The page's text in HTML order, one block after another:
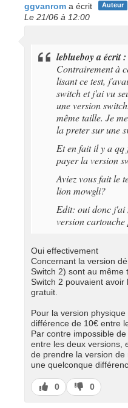
Auteur
ggvanrom a écrit
Le 21/06 à 12:00
leblueboy a écrit :
Contrairement à
lisant ce test,
switch et j'ai vu
une version
même taille. Je
la preter sur une
Et en fait il y a qq
payer la version
Aviez vous fait le
lion mowgli?
Edit: oui donc
version
Oui effectivement
Concernant la version
Switch 2) sont au même
Switch 2 pouvaient
gratuit.
Pour la version
différence de 10€ entre
Par contre impossible
entre les deux versions,
de prendre la version
une quelconque
J’aime
0
J’aime
pas
0